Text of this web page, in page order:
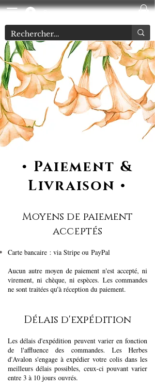
Se connecter
• Paiement &
Livraison •
Moyens de paiement
acceptés
Carte bancaire : via Stripe ou PayPal
Aucun autre moyen de paiement n'est accepté, ni
virement, ni chèque, ni espèces. Les commandes
ne sont traitées qu'à réception du paiement.
Délais d'expédition
Les délais d'expédition peuvent varier en fonction
de l'affluence des commandes. Les Herbes
d'Avalon s'engage à expédier votre colis dans les
meilleurs délais possibles, ceux-ci pouvant varier
entre 3 à 10 jours ouvrés.